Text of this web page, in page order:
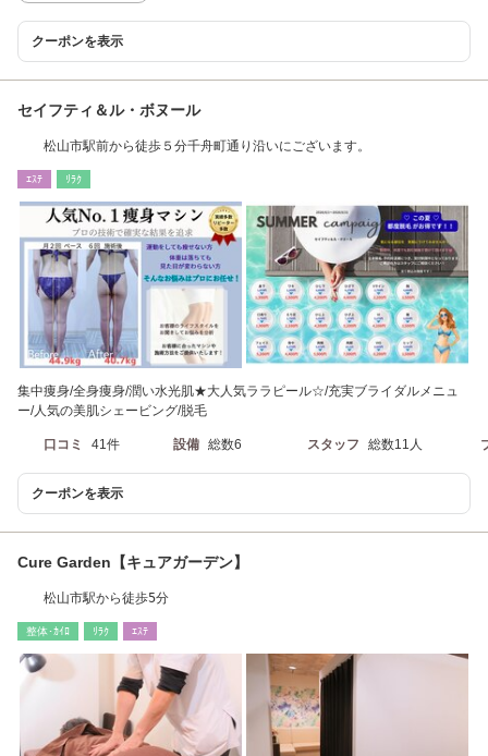
クーポンを表示
セイフティ＆ル・ボヌール
松山市駅前から徒歩５分千舟町通り沿いにございます。
ｴｽﾃ ﾘﾗｸ
集中痩身/全身痩身/潤い水光肌★大人気ララピール☆/充実ブライダルメニュ
ー/人気の美肌シェービング/脱毛
口コミ 41件 設備 総数6 スタッフ 総数11人
クーポンを表示
Cure Garden【キュアガーデン】
松山市駅から徒歩5分
整体･ｶｲﾛ ﾘﾗｸ ｴｽﾃ